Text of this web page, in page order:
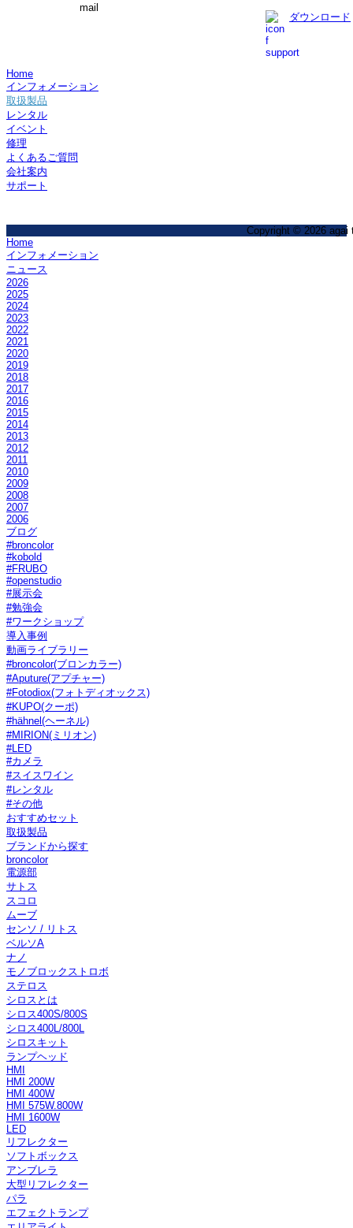
ダウンロード
Home
インフォメーション
取扱製品
レンタル
イベント
修理
よくあるご質問
会社案内
サポート
Copyright © 2026 agai
Home
インフォメーション
ニュース
2026
2025
2024
2023
2022
2021
2020
2019
2018
2017
2016
2015
2014
2013
2012
2011
2010
2009
2008
2007
2006
ブログ
#broncolor
#kobold
#FRUBO
#openstudio
#展示会
#勉強会
#ワークショップ
導入事例
動画ライブラリー
#broncolor(ブロンカラー)
#Aputure(アプチャー)
#Fotodiox(フォトディオックス)
#KUPO(クーポ)
#hähnel(ヘーネル)
#MIRION(ミリオン)
#LED
#カメラ
#スイスワイン
#レンタル
#その他
おすすめセット
取扱製品
ブランドから探す
broncolor
電源部
サトス
スコロ
ムーブ
センソ / リトス
ベルソA
ナノ
モノブロックストロボ
ステロス
シロスとは
シロス400S/800S
シロス400L/800L
シロスキット
ランプヘッド
HMI
HMI 200W
HMI 400W
HMI 575W.800W
HMI 1600W
LED
リフレクター
ソフトボックス
アンブレラ
大型リフレクター
パラ
エフェクトランプ